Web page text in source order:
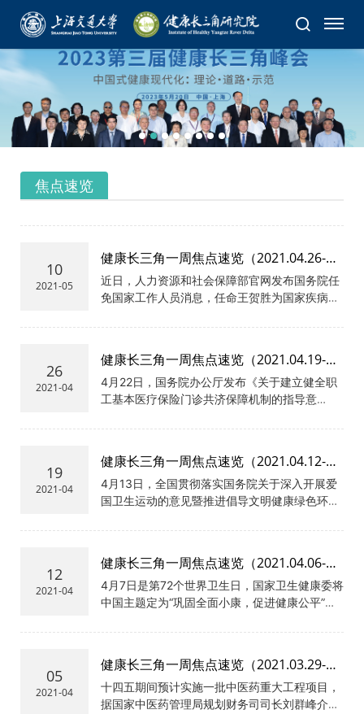
焦点速览
10
2021-05
健康长三角一周焦点速览（2021.04.26-
05.09）
近日，人力资源和社会保障部官网发布国务院任
免国家工作人员消息，任命王贺胜为国家疾病预
病预防控制局副局长。这是国家疾病预防控制局
命名，该机构应为副部级单位，与国家中医药管
理局、国家医保局类同。此前，国家卫生健康委
下设疾病预防控制局，主要职责为拟订重大疾病
共卫生问题的干预措施并组织实施，完善疾病预
长为常继乐，在新设的国家疾病预防控制局中，
常继乐担任副局长一职。
26
2021-04
健康长三角一周焦点速览（2021.04.19-
04.25）
4月22日，国务院办公厅发布《关于建立健全职
工基本医疗保险门诊共济保障机制的指导意
保全体参保人员，政策范围内支付比例从50%起
平，待遇支付可适当向退休人员倾斜。在做好高
血压、糖尿病等群众负担较重的门诊慢性病、特
殊疾病医疗保障工作的基础上，逐步将多发病、
《意见》提出，各省级政府要在2021年12月底前
置3年左右的过渡期，逐步实现改革目标。
19
2021-04
健康长三角一周焦点速览（2021.04.12-
04.18）
4月13日，全国贯彻落实国务院关于深入开展爱
国卫生运动的意见暨推进倡导文明健康绿色环保
了中共中央政治局委员、国务院副总理、全国爱
中心，不断提升广大群众健康意识和健康素养，
助力推动疫情防控和健康中国建设。全国爱卫会
副主任，国家卫生健康委党组书记、主任马晓伟
康委党组成员、副主任于学军主持会议。会议指
生防病工作的伟大创举和成功实践，在新冠肺炎
疫情防控中发挥了重要作用。各地、各部门要认
真贯彻落实习近平总书记关于爱国卫生运动的重
12
2021-04
健康长三角一周焦点速览（2021.04.06-
04.11）
4月7日是第72个世界卫生日，国家卫生健康委将
中国主题定为“巩固全面小康，促进健康公平”。
生日宣传活动，李斌副主任出席并致辞。李斌强
衔接，巩固基本医疗有保障成果，推进健康乡村
建设，防止因病致贫返贫。中国将继续与世卫组
织和世界各国合作，促进健康公平与人类福祉，
05
2021-04
健康长三角一周焦点速览（2021.03.29-
04.05）
十四五期间预计实施一批中医药重大工程项目，
据国家中医药管理局规划财务司司长刘群峰介